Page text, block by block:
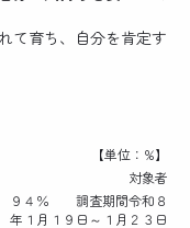
て育ち、自分を肯定す
【単位：%】
対象者
４％ 調査期間令和８
年１月１９日～１月２３日